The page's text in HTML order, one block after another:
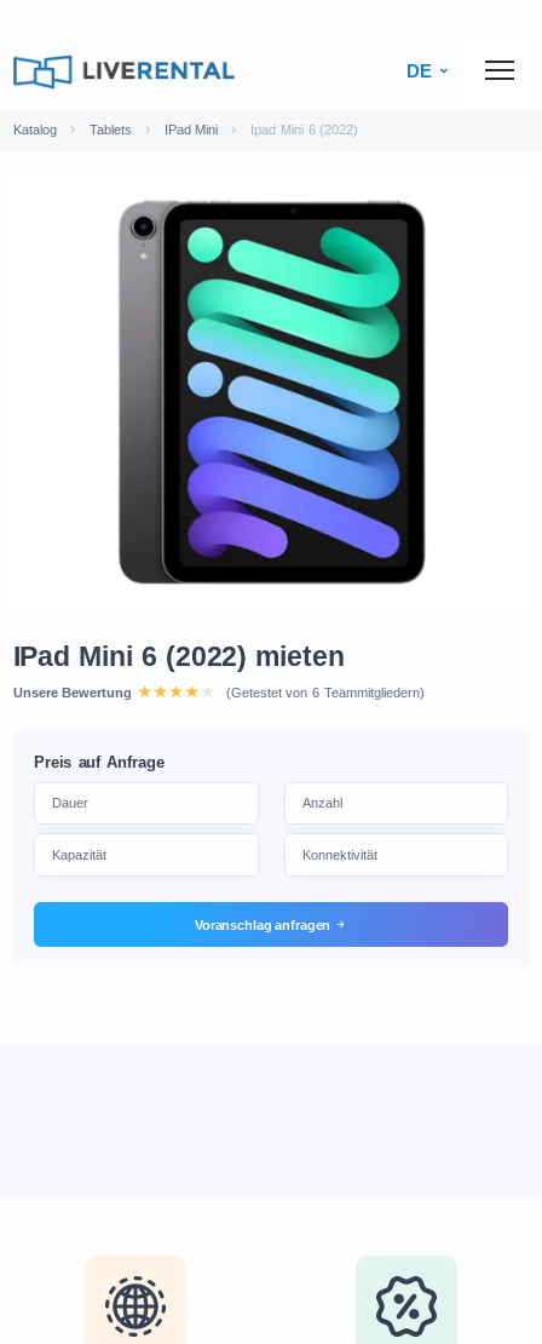
DE
Katalog Tablets IPad Mini Ipad Mini 6 (2022)
IPad Mini 6 (2022) mieten
Unsere Bewertung (Getestet von 6 Teammitgliedern)
Preis auf Anfrage
Voranschlag anfragen